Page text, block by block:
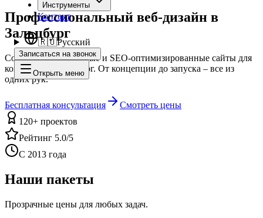
Инструменты
Контакт
🇷🇺Русский
Записаться на звонок
Открыть меню
Профессиональный веб-дизайн в
Зальцбург
Современные, быстрые и SEO-оптимизированные сайты для
компаний в Зальцбург. От концепции до запуска – все из
одних рук.
Бесплатная консультация
Смотреть цены
120+ проектов
Рейтинг 5.0/5
С 2013 года
Наши пакеты
Прозрачные цены для любых задач.